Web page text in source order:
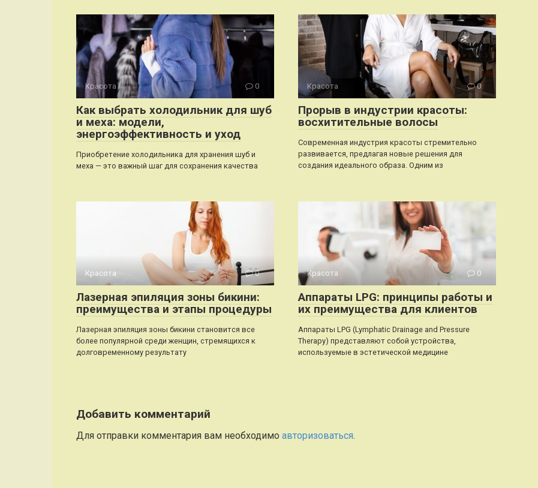
Красота 0
Как выбрать холодильник для шуб
и меха: модели,
энергоэффективность и уход
Приобретение холодильника для хранения шуб и
меха — это важный шаг для сохранения качества
Красота 0
Прорыв в индустрии красоты:
восхитительные волосы
Современная индустрия красоты стремительно
развивается, предлагая новые решения для
создания идеального образа. Одним из
Красота 0
Лазерная эпиляция зоны бикини:
преимущества и этапы процедуры
Лазерная эпиляция зоны бикини становится все
более популярной среди женщин, стремящихся к
долговременному результату
Красота 0
Аппараты LPG: принципы работы и
их преимущества для клиентов
Аппараты LPG (Lymphatic Drainage and Pressure
Therapy) представляют собой устройства,
используемые в эстетической медицине
Добавить комментарий
Для отправки комментария вам необходимо авторизоваться.